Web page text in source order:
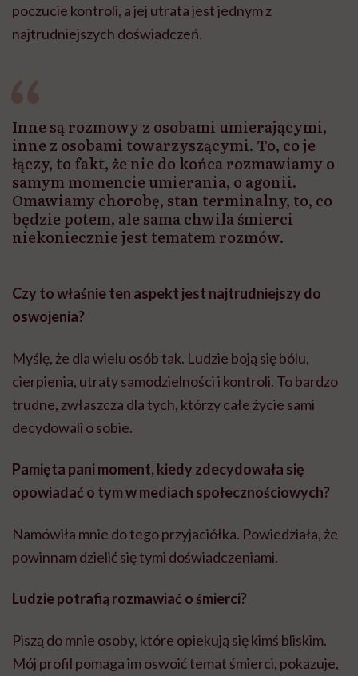
poczucie kontroli, a jej utrata jest jednym z
najtrudniejszych doświadczeń.
Inne są rozmowy z osobami umierającymi,
inne z osobami towarzyszącymi. To, co je
łączy, to fakt, że nie do końca rozmawiamy o
samym momencie umierania, o agonii.
Omawiamy chorobę, stan terminalny, to, co
będzie potem, ale sama chwila śmierci
niekoniecznie jest tematem rozmów.
Czy to właśnie ten aspekt jest najtrudniejszy do
oswojenia?
Myślę, że dla wielu osób tak. Ludzie boją się bólu,
cierpienia, utraty samodzielności i kontroli. To bardzo
trudne, zwłaszcza dla tych, którzy całe życie sami
decydowali o sobie.
Pamięta pani moment, kiedy zdecydowała się
opowiadać o tym w mediach społecznościowych?
Namówiła mnie do tego przyjaciółka. Powiedziała, że
powinnam dzielić się tymi doświadczeniami.
Ludzie potrafią rozmawiać o śmierci?
Piszą do mnie osoby, które opiekują się kimś bliskim.
Mój profil pomaga im oswoić temat śmierci, pokazuje,